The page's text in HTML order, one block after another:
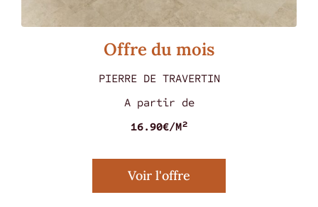
Offre du mois
PIERRE DE TRAVERTIN
A partir de
16.90€/M²
Voir l'offre